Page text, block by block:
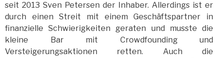
seit 2013 Sven Petersen der Inhaber. Allerdings ist er
durch einen Streit mit einem Geschäftspartner in
finanzielle Schwierigkeiten geraten und musste die
kleine Bar mit Crowdfounding und
Versteigerungsaktionen retten. Auch die